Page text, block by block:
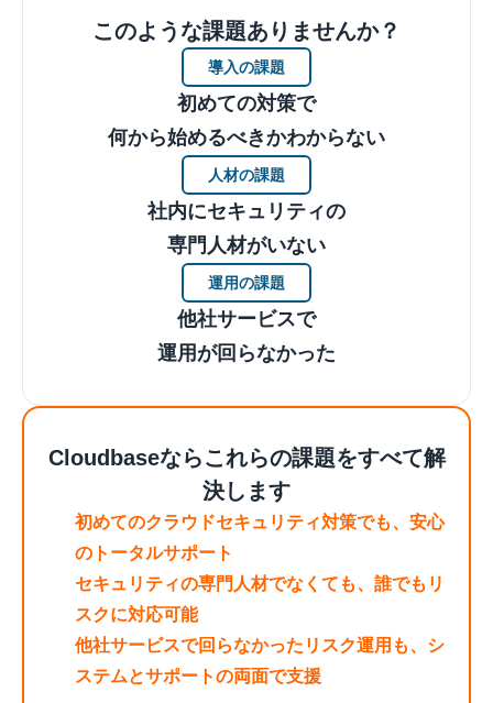
このような課題ありませんか？
導入の課題
初めての対策で
何から始めるべきかわからない
人材の課題
社内にセキュリティの
専門人材がいない
運用の課題
他社サービスで
運用が回らなかった
Cloudbaseならこれらの課題をすべて解
決します
初めてのクラウドセキュリティ対策でも、安心
のトータルサポート
セキュリティの専門人材でなくても、誰でもリ
スクに対応可能
他社サービスで回らなかったリスク運用も、シ
ステムとサポートの両面で支援